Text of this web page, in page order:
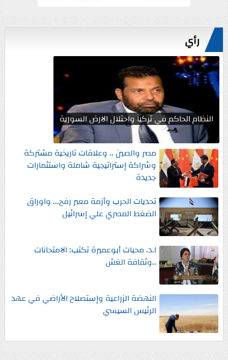
رأي
النظام الحاكم في تركيا واحتلال الارض السورية
مصر والصين .. وعلاقات تاريخية مشتركة
وشراكة إستراتيجية شاملة واستثمارات
جديدة
تحديات الحرب وأزمة معبر رفح... واوراق
الضغط المصري علي إسرائيل
ا.د. محبات أبوعميرة تكتب: الامتحانات
..وثقافة الغش
النهضة الزراعية وإستصلاح الأراضي في عهد
الرئيس السيسي